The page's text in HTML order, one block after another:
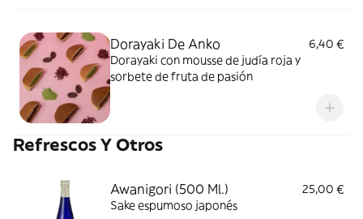
Dorayaki De Anko
6,40 €
Dorayaki con mousse de judía roja y
sorbete de fruta de pasión
Refrescos Y Otros
Awanigori (500 Ml.)
25,00 €
Sake espumoso japonés